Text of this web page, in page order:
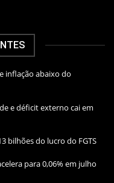
inflação abaixo do
e déficit externo cai em
bilhões do lucro do FGTS
para 0,06% em julho